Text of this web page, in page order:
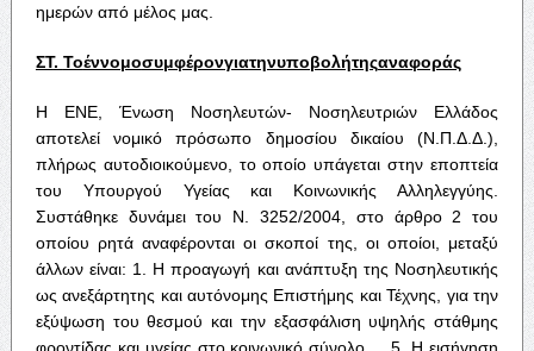
ημερών από μέλος μας.
ΣΤ. Τοέννομοσυμφέρονγιατηνυποβολήτηςαναφοράς
Η ΕΝΕ, Ένωση Νοσηλευτών- Νοσηλευτριών Ελλάδος
αποτελεί νομικό πρόσωπο δημοσίου δικαίου (Ν.Π.Δ.Δ.),
πλήρως αυτοδιοικούμενο, το οποίο υπάγεται στην εποπτεία
του Υπουργού Υγείας και Κοινωνικής Αλληλεγγύης.
Συστάθηκε δυνάμει του Ν. 3252/2004, στο άρθρο 2 του
οποίου ρητά αναφέρονται οι σκοποί της, οι οποίοι, μεταξύ
άλλων είναι: 1. Η προαγωγή και ανάπτυξη της Νοσηλευτικής
ως ανεξάρτητης και αυτόνομης Επιστήμης και Τέχνης, για την
εξύψωση του θεσμού και την εξασφάλιση υψηλής στάθμης
φροντίδας και υγείας στο κοινωνικό σύνολο…..5. Η εισήγηση